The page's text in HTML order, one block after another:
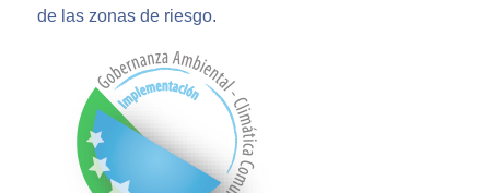
de las zonas de riesgo.